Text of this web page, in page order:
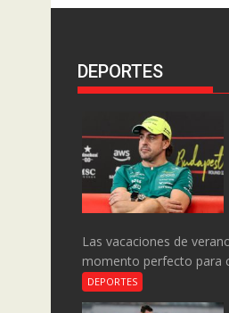
DEPORTES
Las vacaciones de
momento perfecto para
DEPORTES